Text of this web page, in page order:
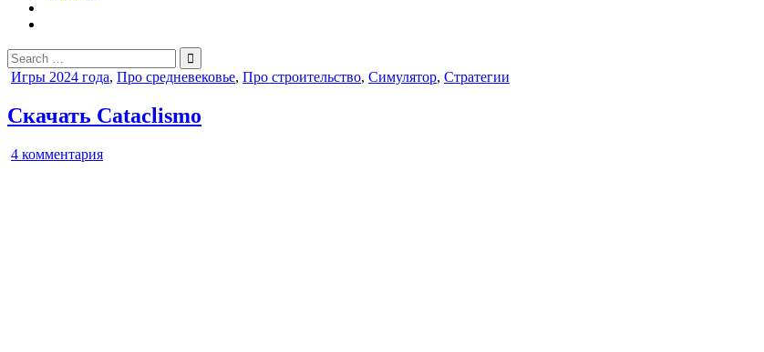
Search
for:
Posted
Игры 2024 года, Про средневековье, Про строительство, Симулятор, Стратегии
Скачать Cataclismo
4 комментарияк